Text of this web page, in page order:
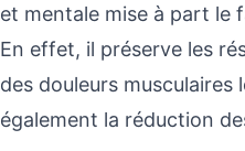
et mentale mise à part le
En effet, il préserve les
des douleurs musculaires
également la réduction